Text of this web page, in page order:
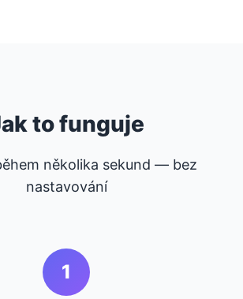
to funguje
několika sekund — bez
nastavování
1